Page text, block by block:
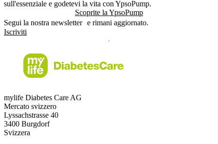
sull'essenziale e godetevi la vita con YpsoPump.
Scoprite la YpsoPump
Segui la nostra newsletter e rimani aggiornato.
Iscriviti
mylife Diabetes Care AG
Mercato svizzero
Lyssachstrasse 40
3400 Burgdorf
Svizzera